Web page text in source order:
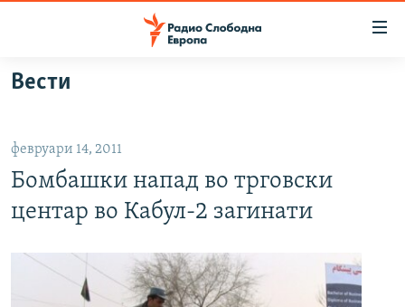
Оди
на
Оди
на
главната
навигација
пребарување
ВИЗУЕЛНО
ШТО ТРЕБА ДА ЗНАЕТЕ
ПРИЈАВИ СЕ ЗА ЊУЗЛЕТЕР
ПОДКАСТ ЗОШТО?
Вести
февруари 14, 2011
Бомбашки напад во трговски
центар во Кабул-2 загинати